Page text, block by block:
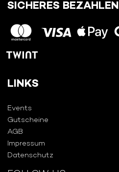
SICHERES BEZAHLEN
LINKS
Events
Gutscheine
AGB
Impressum
Datenschutz